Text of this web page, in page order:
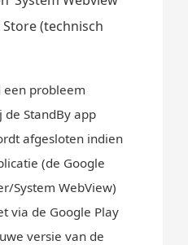
(technisch
een probleem
StandBy app
afgesloten indien
(de Google
System WebView)
via de Google Play
versie van de